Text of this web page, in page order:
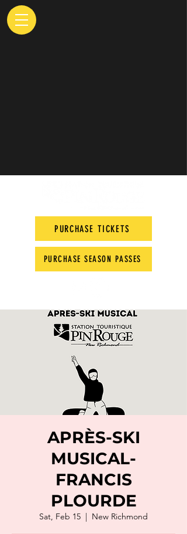
PURCHASE TICKETS
PURCHASE SEASON PASSES
APRÈS-SKI
MUSICAL-
FRANCIS
PLOURDE
Sat, Feb 15
  |
New Richmond